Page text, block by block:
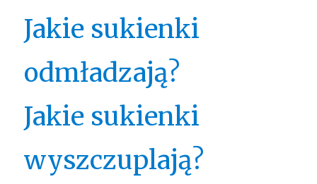
Jakie sukienki
odmładzają?
Jakie sukienki
wyszczuplają?